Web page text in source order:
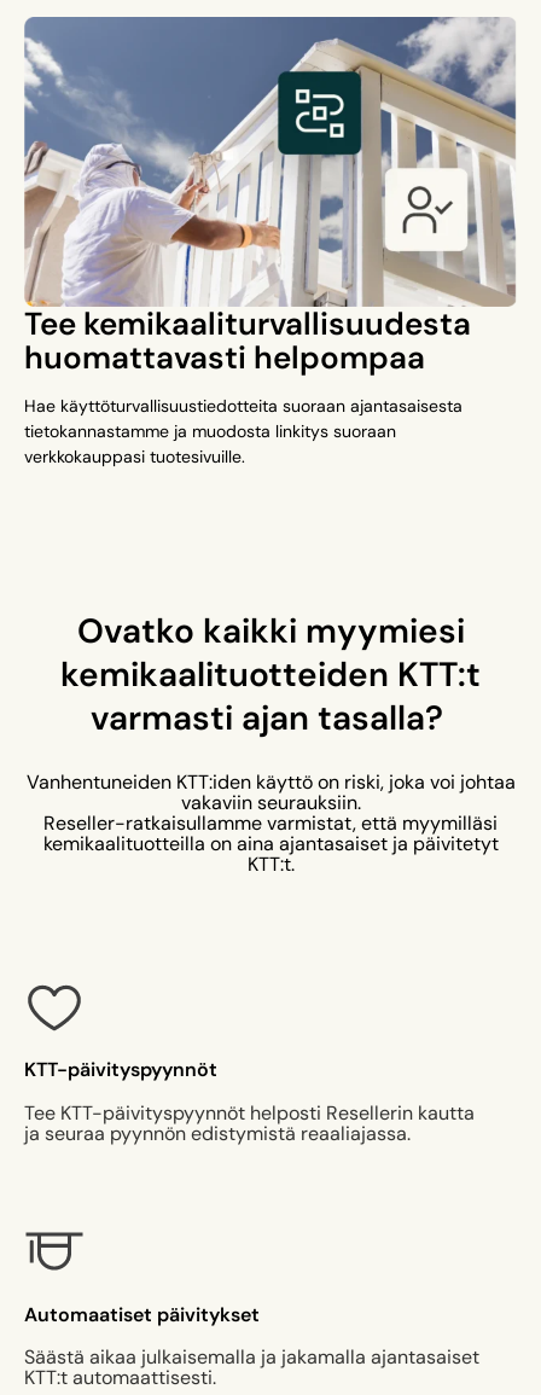
Tee kemikaaliturvallisuudesta
huomattavasti helpompaa
Hae käyttöturvallisuustiedotteita suoraan ajantasaisesta
tietokannastamme ja muodosta linkitys suoraan
verkkokauppasi tuotesivuille.
Ovatko kaikki myymiesi
kemikaalituotteiden KTT:t
varmasti ajan tasalla?
Vanhentuneiden KTT:iden käyttö on riski, joka voi johtaa
vakaviin seurauksiin.
Reseller-ratkaisullamme varmistat, että myymilläsi
kemikaalituotteilla on aina ajantasaiset ja päivitetyt
KTT:t.
KTT-päivityspyynnöt
Tee KTT-päivityspyynnöt helposti Resellerin kautta
ja seuraa pyynnön edistymistä reaaliajassa.
Automaatiset päivitykset
Säästä aikaa julkaisemalla ja jakamalla ajantasaiset
KTT:t automaattisesti.